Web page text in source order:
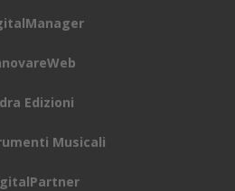
Edizioni
Musicali